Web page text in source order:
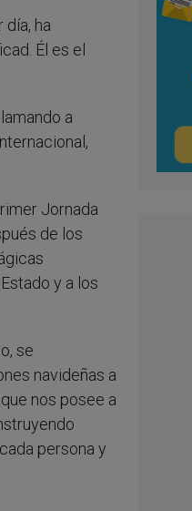
ha
Él es el
a
Jornada
de los
y a los
se
navideñas a
nos posee a
persona y